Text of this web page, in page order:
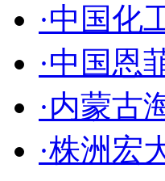
·中国化
·中国恩
·内蒙古
·株洲宏